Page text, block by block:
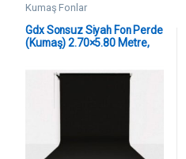
Kumaş Fonlar
Gdx Sonsuz Siyah Fon Perde
(Kumaş) 2.70×5.80 Metre,